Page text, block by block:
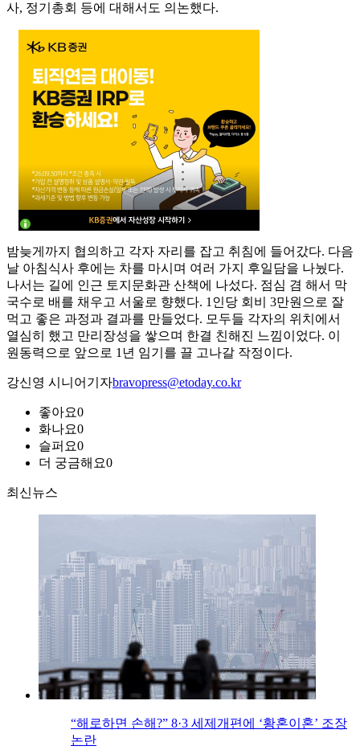
사, 정기총회 등에 대해서도 의논했다.
밤늦게까지 협의하고 각자 자리를 잡고 취침에 들어갔다. 다음
날 아침식사 후에는 차를 마시며 여러 가지 후일담을 나눴다.
나서는 길에 인근 토지문화관 산책에 나섰다. 점심 겸 해서 막
국수로 배를 채우고 서울로 향했다. 1인당 회비 3만원으로 잘
먹고 좋은 과정과 결과를 만들었다. 모두들 각자의 위치에서
열심히 했고 만리장성을 쌓으며 한결 친해진 느낌이었다. 이
원동력으로 앞으로 1년 임기를 끌 고나갈 작정이다.
강신영 시니어기자bravopress@etoday.co.kr
좋아요0
화나요0
슬퍼요0
더 궁금해요0
최신뉴스
“해로하면 손해?” 8·3 세제개편에 ‘황혼이혼’ 조장
논란